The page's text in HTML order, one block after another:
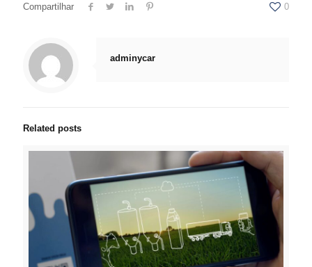
Compartilhar 0
adminycar
Related posts